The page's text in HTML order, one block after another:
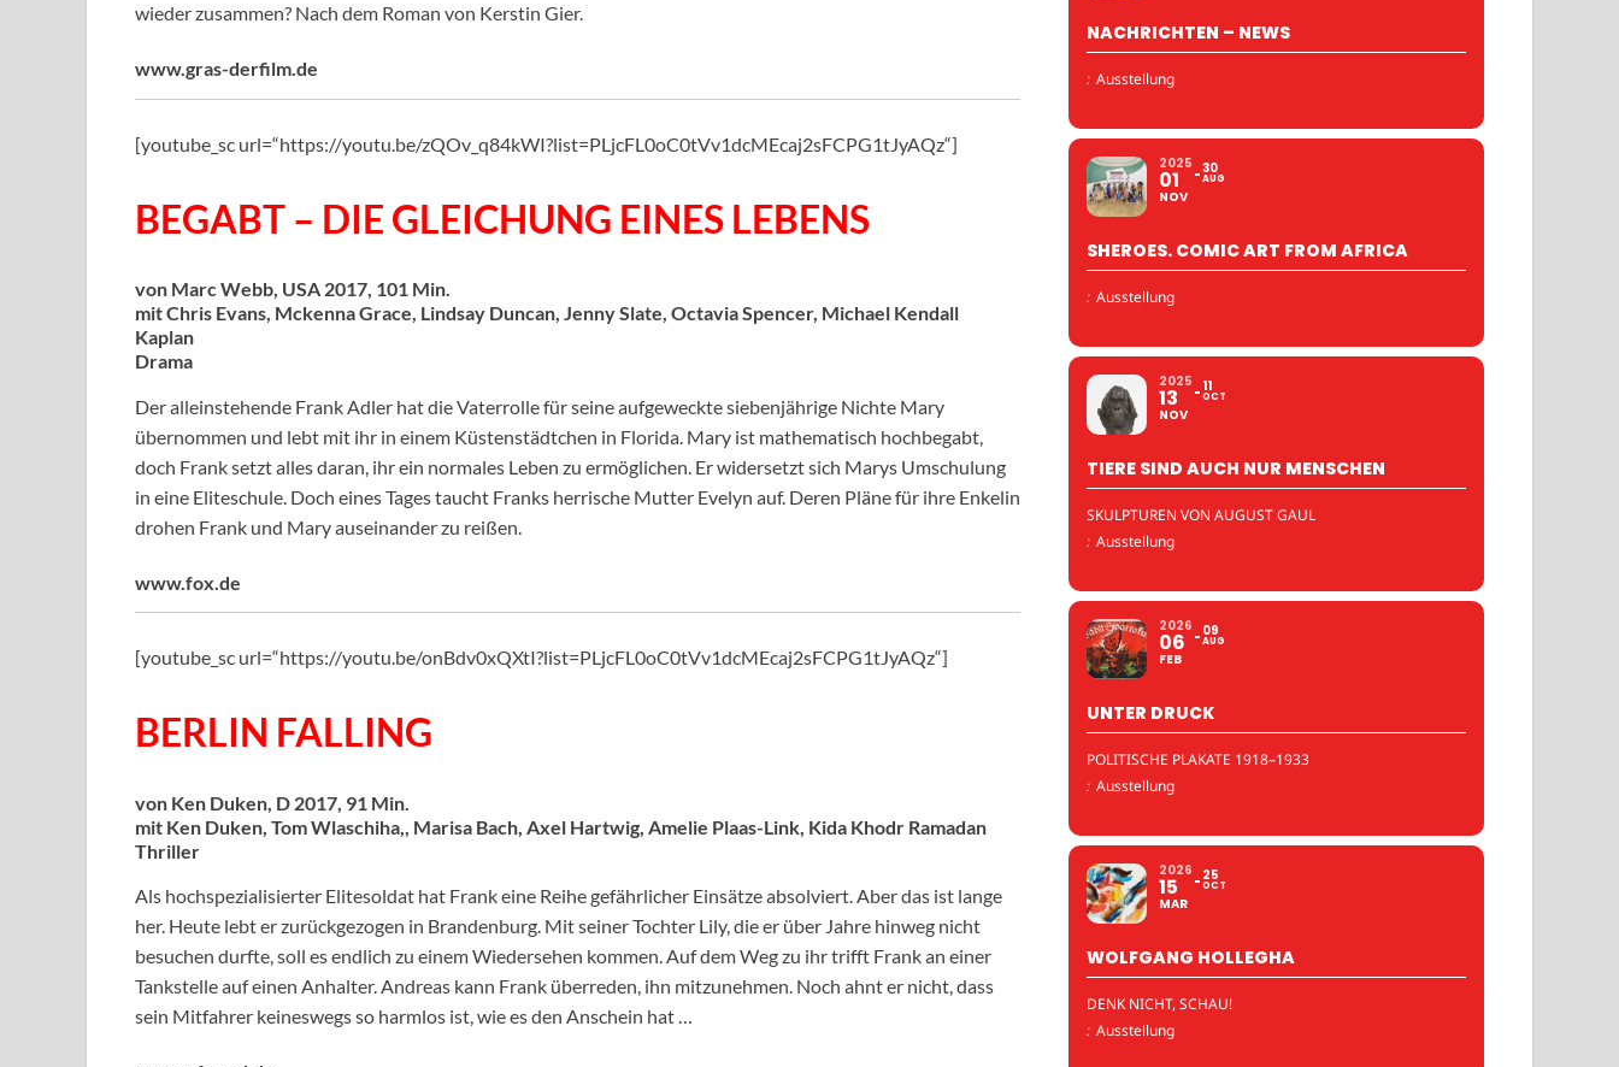
wieder zusammen? Nach dem Roman von Kerstin Gier.
www.gras-derfilm.de
[youtube_sc url=“https://youtu.be/zQOv_q84kWI?list=PLjcFL0oC0tVv1dcMEcaj2sFCPG1tJyAQz“]
BEGABT – DIE GLEICHUNG EINES LEBENS
von Marc Webb, USA 2017, 101 Min.
mit Chris Evans, Mckenna Grace, Lindsay Duncan, Jenny Slate, Octavia Spencer, Michael Kendall
Kaplan
Drama
Der alleinstehende Frank Adler hat die Vaterrolle für seine aufgeweckte siebenjährige Nichte Mary
übernommen und lebt mit ihr in einem Küstenstädtchen in Florida. Mary ist mathematisch hochbegabt,
doch Frank setzt alles daran, ihr ein normales Leben zu ermöglichen. Er widersetzt sich Marys Umschulung
in eine Eliteschule. Doch eines Tages taucht Franks herrische Mutter Evelyn auf. Deren Pläne für ihre Enkelin
drohen Frank und Mary auseinander zu reißen.
www.fox.de
[youtube_sc url=“https://youtu.be/onBdv0xQXtI?list=PLjcFL0oC0tVv1dcMEcaj2sFCPG1tJyAQz“]
BERLIN FALLING
von Ken Duken, D 2017, 91 Min.
mit Ken Duken, Tom Wlaschiha,, Marisa Bach, Axel Hartwig, Amelie Plaas-Link, Kida Khodr Ramadan
Thriller
Als hochspezialisierter Elitesoldat hat Frank eine Reihe gefährlicher Einsätze absolviert. Aber das ist lange
her. Heute lebt er zurückgezogen in Brandenburg. Mit seiner Tochter Lily, die er über Jahre hinweg nicht
besuchen durfte, soll es endlich zu einem Wiedersehen kommen. Auf dem Weg zu ihr trifft Frank an einer
Tankstelle auf einen Anhalter. Andreas kann Frank überreden, ihn mitzunehmen. Noch ahnt er nicht, dass
sein Mitfahrer keineswegs so harmlos ist, wie es den Anschein hat …
NACHRICHTEN – NEWS
: Ausstellung
2025
01
NOV
30
AUG
SHEROES. COMIC ART FROM AFRICA
: Ausstellung
2025
13
NOV
11
OCT
TIERE SIND AUCH NUR MENSCHEN
SKULPTUREN VON AUGUST GAUL
: Ausstellung
2026
06
FEB
09
AUG
UNTER DRUCK
POLITISCHE PLAKATE 1918–1933
: Ausstellung
2026
15
MAR
25
OCT
WOLFGANG HOLLEGHA
DENK NICHT, SCHAU!
: Ausstellung